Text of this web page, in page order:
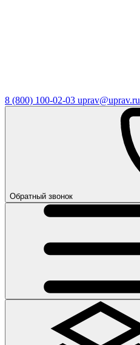
8 (800) 100-02-03 uprav@uprav.ru
Обратный звонок